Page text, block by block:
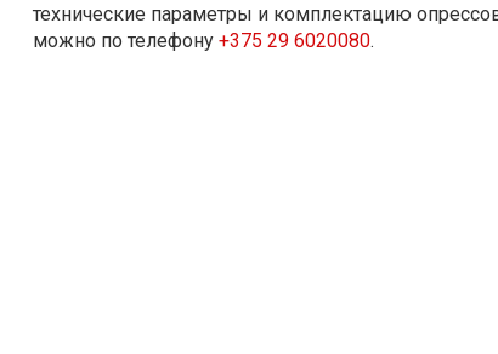
технические параметры и комплектацию
можно по телефону +375 29 6020080.